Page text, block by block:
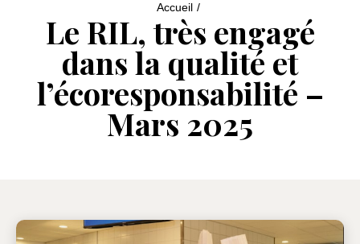
Accueil
Le RIL, très engagé
dans la qualité et
l’écoresponsabilité –
Mars 2025